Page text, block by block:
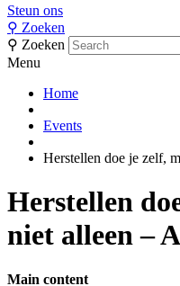
Steun ons
⚲ Zoeken
⚲ Zoeken
Menu
Home
Events
Herstellen doe je zelf,
Herstellen
niet alleen –
Main content